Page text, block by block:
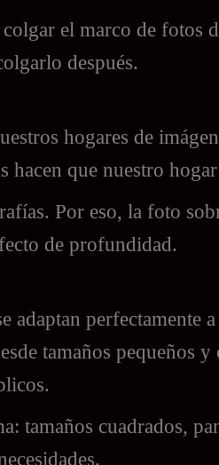
el marco de fotos
después.
hogares de
que nuestro
Por eso, la foto
de profundidad.
adaptan
tamaños pequeños
tamaños cuadrados,